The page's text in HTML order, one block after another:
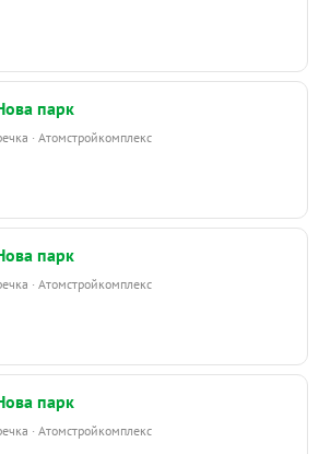
парк
· Атомстройкомплекс
парк
· Атомстройкомплекс
парк
· Атомстройкомплекс